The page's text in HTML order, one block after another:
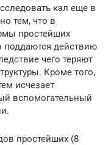
кал еще в
тем, что в
простейших
поддаются действию
чего теряют
Кроме того,
исчезает
вспомогательный
простейших (8